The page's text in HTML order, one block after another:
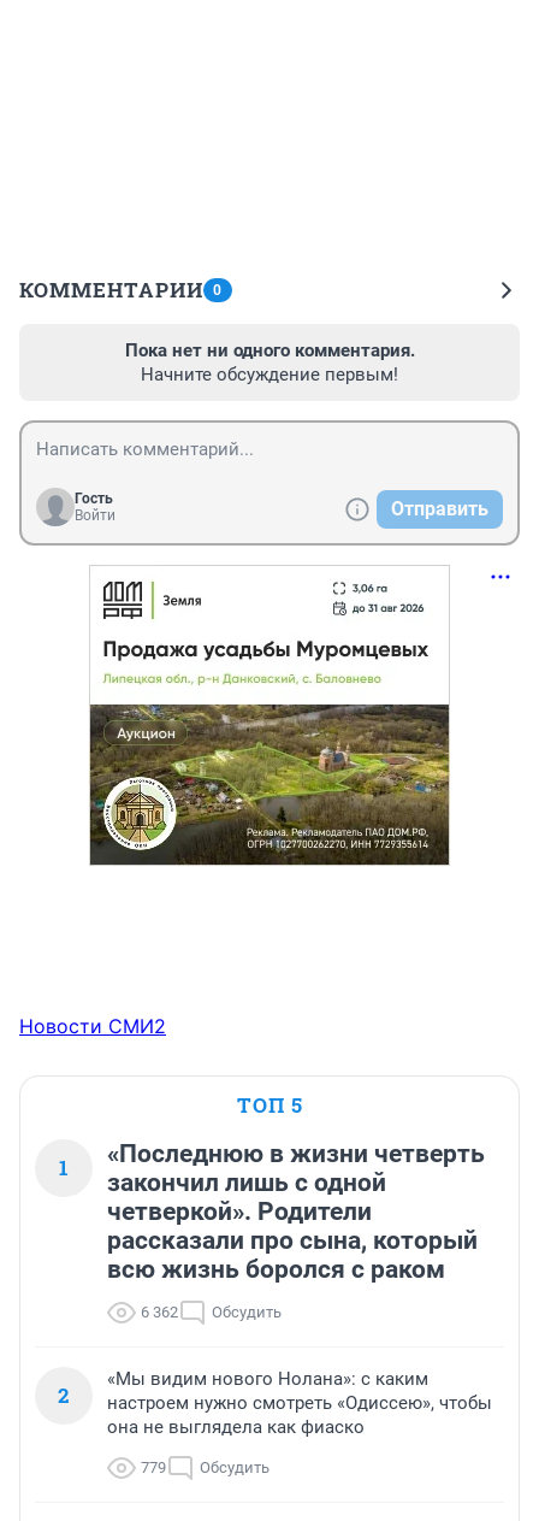
КОММЕНТАРИИ 0
Пока нет ни одного комментария.
Начните обсуждение первым!
Гость
Войти
Отправить
Новости СМИ2
ТОП 5
1
«Последнюю в жизни четверть
закончил лишь с одной
четверкой». Родители
рассказали про сына, который
всю жизнь боролся с раком
6 362 Обсудить
2
«Мы видим нового Нолана»: с каким
настроем нужно смотреть «Одиссею», чтобы
она не выглядела как фиаско
779 Обсудить